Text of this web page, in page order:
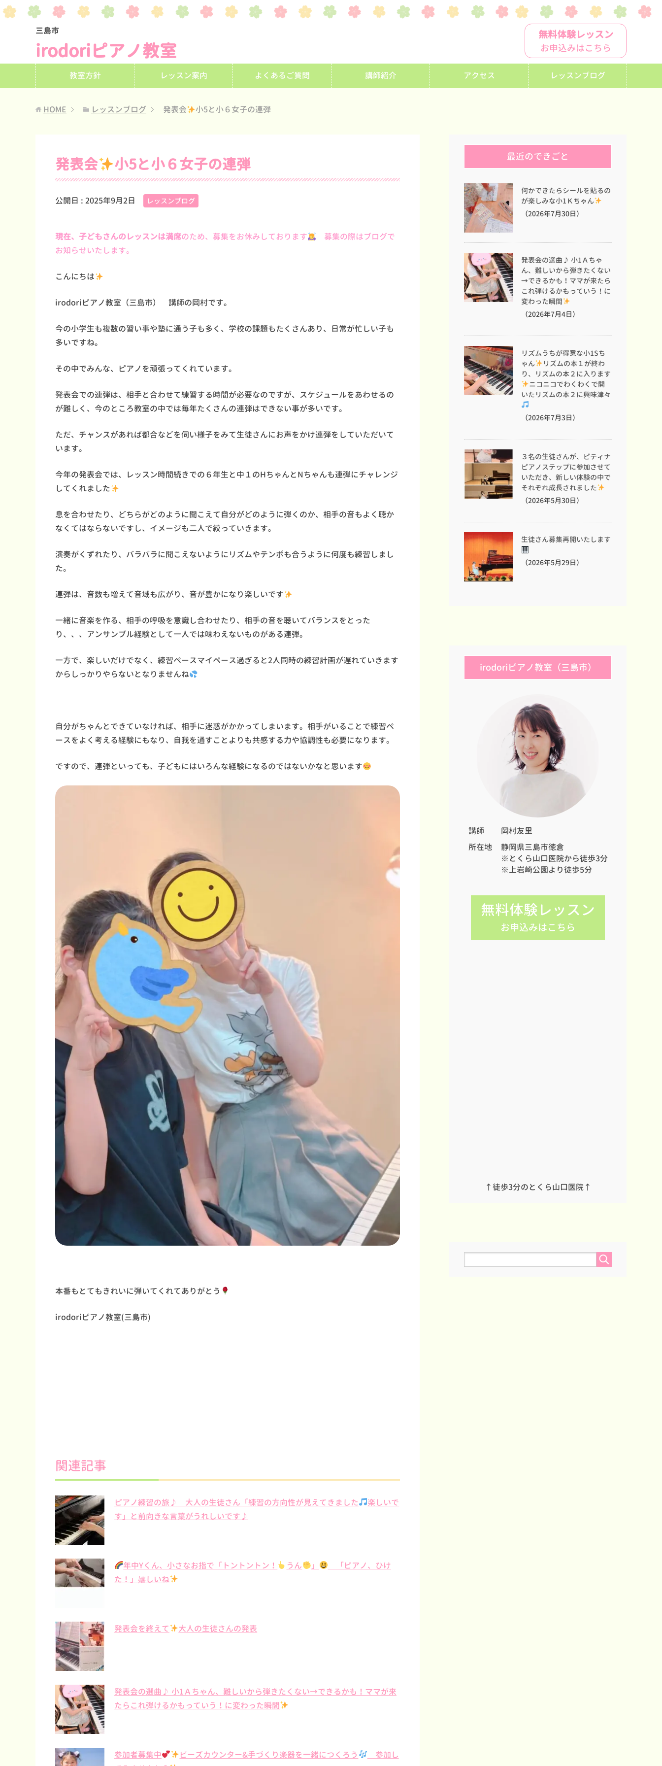
三島市
irodoriピアノ教室
無料体験レッスン
お申込みはこちら
教室方針 レッスン案内 よくあるご質問 講師紹介 アクセス レッスンブログ
HOME レッスンブログ 発表会 小5と小６女子の連弾
発表会 小5と小６女子の連弾
公開日 : 2025年9月2日 レッスンブログ
現在、子どもさんのレッスンは満席のため、募集をお休みしております
募集の際はブログで
お知らせいたします。
こんにちは
irodoriピアノ教室（三島市） 講師の岡村です。
今の小学生も複数の習い事や塾に通う子も多く、学校の課題もたくさんあり、日常が忙しい子も
多いですね。
その中でみんな、ピアノを頑張ってくれています。
発表会での連弾は、相手と合わせて練習する時間が必要なのですが、スケジュールをあわせるの
が難しく、今のところ教室の中では毎年たくさんの連弾はできない事が多いです。
ただ、チャンスがあれば都合などを伺い様子をみて生徒さんにお声をかけ連弾をしていただいて
います。
今年の発表会では、レッスン時間続きでの６年生と中１のHちゃんとNちゃんも連弾にチャレンジ
してくれました
息を合わせたり、どちらがどのように聞こえて自分がどのように弾くのか、相手の音もよく聴か
なくてはならないですし、イメージも二人で絞っていきます。
演奏がくずれたり、バラバラに聞こえないようにリズムやテンポも合うように何度も練習しまし
た。
連弾は、音数も増えて音域も広がり、音が豊かになり楽しいです
一緒に音楽を作る、相手の呼吸を意識し合わせたり、相手の音を聴いてバランスをとった
り、、、アンサンブル経験として一人では味わえないものがある連弾。
一方で、楽しいだけでなく、練習ペースマイペース過ぎると2人同時の練習計画が遅れていきます
からしっかりやらないとなりませんね
自分がちゃんとできていなければ、相手に迷惑がかかってしまいます。相手がいることで練習ペ
ースをよく考える経験にもなり、自我を通すことよりも共感する力や協調性も必要になります。
ですので、連弾といっても、子どもにはいろんな経験になるのではないかなと思います
本番もとてもきれいに弾いてくれてありがとう
irodoriピアノ教室(三島市)
関連記事
ピアノ練習の旅♪ 大人の生徒さん「練習の方向性が見えてきました
楽しいで
す」と前向きな言葉がうれしいです♪
年中Yくん、小さなお指で「トントントン！ うん 」
「ピアノ、ひけ
た！」嬉しいね
発表会を終えて 大人の生徒さんの発表
発表会の選曲♪ 小1Ａちゃん、難しいから弾きたくない→できるかも！ママが来
たらこれ弾けるかもっていう！に変わった瞬間
参加者募集中 ビーズカウンター&手づくり楽器を一緒につくろう
参加し
最近のできごと
何かできたらシールを貼るの
が楽しみな小1Ｋちゃん
（2026年7月30日）
発表会の選曲♪ 小1Ａちゃ
ん、難しいから弾きたくない
→できるかも！ママが来たら
これ弾けるかもっていう！に
変わった瞬間
（2026年7月4日）
リズムうちが得意な小1Sち
ゃん
リズムの本１が終わ
り、リズムの本２に入ります
ニコニコでわくわくで開
いたリズムの本２に興味津々
（2026年7月3日）
３名の生徒さんが、ピティナ
ピアノステップに参加させて
いただき、新しい体験の中で
それぞれ成長されました
（2026年5月30日）
生徒さん募集再開いたします
（2026年5月29日）
irodoriピアノ教室（三島市）
講師
岡村友里
所在地
静岡県三島市徳倉
※とくら山口医院から徒歩3分
※上岩崎公園より徒歩5分
無料体験レッスン
お申込みはこちら
↑徒歩3分のとくら山口医院↑